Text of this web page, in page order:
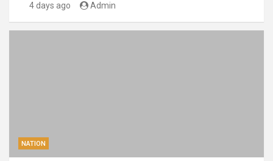
4 days ago Admin
NATION